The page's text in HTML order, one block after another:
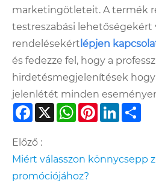
marketingötleteit. A termék
testreszabási lehetőségekért
rendelésekért lépjen
és fedezze fel, hogy a
hirdetésmegjelenítések
jelenlétét minden
Facebook
X WhatsApp
PinterestLinkedIn
Előző :
Miért válasszon könnycsepp
promóciójához?